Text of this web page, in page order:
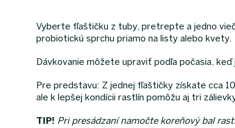
Vyberte fľaštičku z tuby, pretrepte a jedno
probiotickú sprchu priamo na listy alebo kvety.
Dávkovanie môžete upraviť podľa počasia,
Pre predstavu: Z jednej fľaštičky získate cca
ale k lepšej kondícii rastlín pomôžu aj tri
TIP! Pri presádzaní namočte koreňový bal